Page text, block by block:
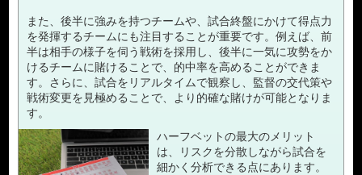
また、後半に強みを持つチームや、試合終盤にかけて得点力
を発揮するチームにも注目することが重要です。例えば、前
半は相手の様子を伺う戦術を採用し、後半に一気に攻勢をか
けるチームに賭けることで、的中率を高めることができま
す。さらに、試合をリアルタイムで観察し、監督の交代策や
戦術変更を見極めることで、より的確な賭けが可能となりま
す。
ハーフベットの最大のメリット
は、リスクを分散しながら試合を
細かく分析できる点にあります。